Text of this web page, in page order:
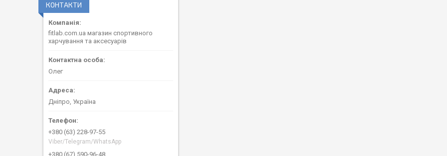
КОНТАКТИ
fitlab.com.ua магазин спортивного
харчування та аксесуарів
Олег
Дніпро, Україна
+380 (63) 228-97-55
Viber/Telegram/WhatsApp
+380 (67) 590-96-48